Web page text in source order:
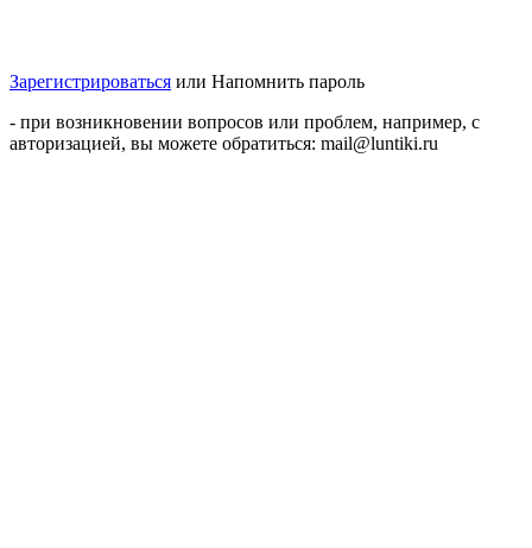
Зарегистрироваться или Напомнить пароль
- при возникновении вопросов или проблем, например, с
авторизацией, вы можете обратиться: mail@luntiki.ru